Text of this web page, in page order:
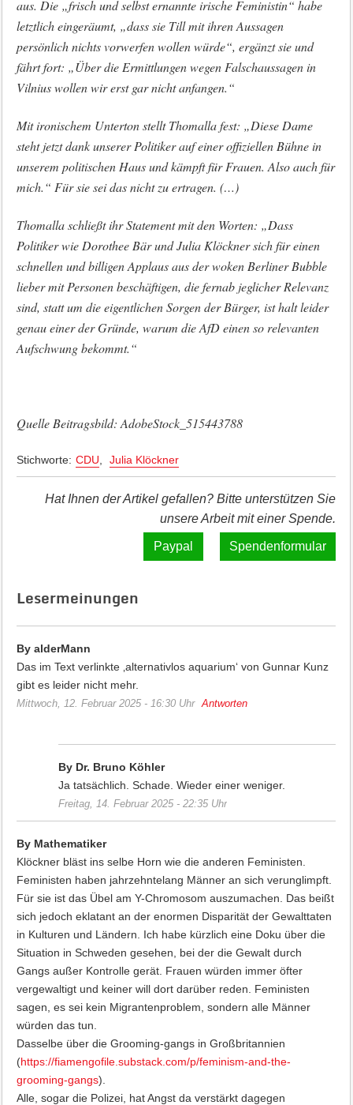
aus. Die „frisch und selbst ernannte irische Feministin“ habe
letztlich eingeräumt, „dass sie Till mit ihren Aussagen
persönlich nichts vorwerfen wollen würde“, ergänzt sie und
fährt fort: „Über die Ermittlungen wegen Falschaussagen in
Vilnius wollen wir erst gar nicht anfangen.“
Mit ironischem Unterton stellt Thomalla fest: „Diese Dame
steht jetzt dank unserer Politiker auf einer offiziellen Bühne in
unserem politischen Haus und kämpft für Frauen. Also auch für
mich.“ Für sie sei das nicht zu ertragen. (…)
Thomalla schließt ihr Statement mit den Worten: „Dass
Politiker wie Dorothee Bär und Julia Klöckner sich für einen
schnellen und billigen Applaus aus der woken Berliner Bubble
lieber mit Personen beschäftigen, die fernab jeglicher Relevanz
sind, statt um die eigentlichen Sorgen der Bürger, ist halt leider
genau einer der Gründe, warum die AfD einen so relevanten
Aufschwung bekommt.“
Quelle Beitragsbild: AdobeStock_515443788
Stichworte: CDU Julia Klöckner
Hat Ihnen der Artikel gefallen? Bitte unterstützen Sie
unsere Arbeit mit einer Spende.
Spendenformular
Lesermeinungen
By alderMann
Das im Text verlinkte ‚alternativlos aquarium‘ von Gunnar Kunz
gibt es leider nicht mehr.
Mittwoch, 12. Februar 2025 - 16:30 Uhr Antworten
By Dr. Bruno Köhler
Ja tatsächlich. Schade. Wieder einer weniger.
Freitag, 14. Februar 2025 - 22:35 Uhr
By Mathematiker
Klöckner bläst ins selbe Horn wie die anderen Feministen.
Feministen haben jahrzehntelang Männer an sich verunglimpft.
Für sie ist das Übel am Y-Chromosom auszumachen. Das beißt
sich jedoch eklatant an der enormen Disparität der Gewalttaten
in Kulturen und Ländern. Ich habe kürzlich eine Doku über die
Situation in Schweden gesehen, bei der die Gewalt durch
Gangs außer Kontrolle gerät. Frauen würden immer öfter
vergewaltigt und keiner will dort darüber reden. Feministen
sagen, es sei kein Migrantenproblem, sondern alle Männer
würden das tun.
Dasselbe über die Grooming-gangs in Großbritannien
(https://fiamengofile.substack.com/p/feminism-and-the-
grooming-gangs).
Alle, sogar die Polizei, hat Angst da verstärkt dagegen